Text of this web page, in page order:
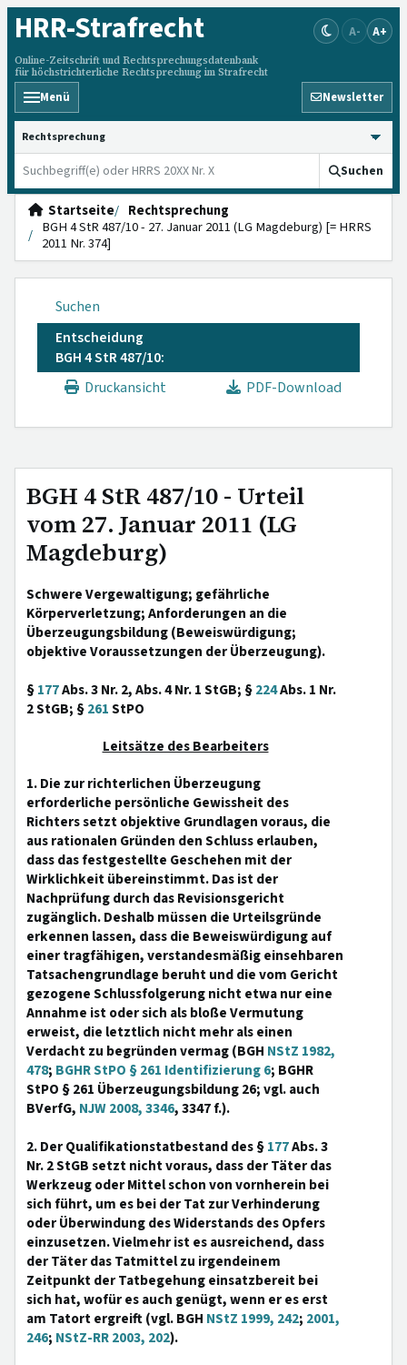
HRR-Strafrecht
Online-Zeitschrift und Rechtsprechungsdatenbank
für höchstrichterliche Rechtsprechung im Strafrecht
A- A+
Menü Newsletter
HRRS durchsuchen
Suchen
Startseite
Rechtsprechung
BGH 4 StR 487/10 - 27. Januar 2011 (LG Magdeburg) [= HRRS
2011 Nr. 374]
Suchen
Entscheidung
BGH 4 StR 487/10:
Druckansicht
PDF-Download
BGH 4 StR 487/10 - Urteil
vom 27. Januar 2011 (LG
Magdeburg)
Schwere Vergewaltigung; gefährliche
Körperverletzung; Anforderungen an die
Überzeugungsbildung (Beweiswürdigung;
objektive Voraussetzungen der Überzeugung).
§177Abs. 3 Nr. 2, Abs. 4 Nr. 1 StGB; §224Abs. 1 Nr.
2 StGB; §261StPO
Leitsätze des Bearbeiters
1. Die zur richterlichen Überzeugung
erforderliche persönliche Gewissheit des
Richters setzt objektive Grundlagen voraus, die
aus rationalen Gründen den Schluss erlauben,
dass das festgestellte Geschehen mit der
Wirklichkeit übereinstimmt. Das ist der
Nachprüfung durch das Revisionsgericht
zugänglich. Deshalb müssen die Urteilsgründe
erkennen lassen, dass die Beweiswürdigung auf
einer tragfähigen, verstandesmäßig einsehbaren
Tatsachengrundlage beruht und die vom Gericht
gezogene Schlussfolgerung nicht etwa nur eine
Annahme ist oder sich als bloße Vermutung
erweist, die letztlich nicht mehr als einen
Verdacht zu begründen vermag (BGH NStZ 1982,
478; BGHR StPO § 261 Identifizierung 6; BGHR
StPO § 261 Überzeugungsbildung 26; vgl. auch
BVerfG, NJW 2008, 3346, 3347 f.).
2. Der Qualifikationstatbestand des §177Abs. 3
Nr. 2 StGB setzt nicht voraus, dass der Täter das
Werkzeug oder Mittel schon von vornherein bei
sich führt, um es bei der Tat zur Verhinderung
oder Überwindung des Widerstands des Opfers
einzusetzen. Vielmehr ist es ausreichend, dass
der Täter das Tatmittel zu irgendeinem
Zeitpunkt der Tatbegehung einsatzbereit bei
sich hat, wofür es auch genügt, wenn er es erst
am Tatort ergreift (vgl. BGH NStZ 1999, 242; 2001,
246; NStZ-RR 2003, 202).